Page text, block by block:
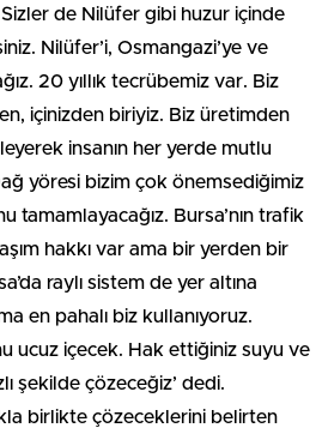
de Nilüfer gibi huzur içinde
Nilüfer’i, Osmangazi’ye ve
20 yıllık tecrübemiz var. Biz
içinizden biriyiz. Biz üretimden
insanın her yerde mutlu
yöresi bizim çok önemsediğimiz
tamamlayacağız. Bursa’nın trafik
hakkı var ama bir yerden bir
raylı sistem de yer altına
en pahalı biz kullanıyoruz.
ucuz içecek. Hak ettiğiniz suyu ve
şekilde çözeceğiz’ dedi.
birlikte çözeceklerini belirten